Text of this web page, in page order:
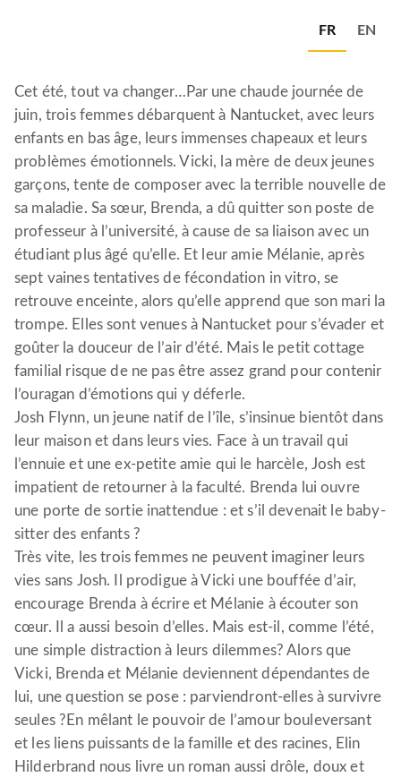
FR EN
Cet été, tout va changer…Par une chaude journée de
juin, trois femmes débarquent à Nantucket, avec leurs
enfants en bas âge, leurs immenses chapeaux et leurs
problèmes émotionnels. Vicki, la mère de deux jeunes
garçons, tente de composer avec la terrible nouvelle de
sa maladie. Sa sœur, Brenda, a dû quitter son poste de
professeur à l’université, à cause de sa liaison avec un
étudiant plus âgé qu’elle. Et leur amie Mélanie, après
sept vaines tentatives de fécondation in vitro, se
retrouve enceinte, alors qu’elle apprend que son mari la
trompe. Elles sont venues à Nantucket pour s’évader et
goûter la douceur de l’air d’été. Mais le petit cottage
familial risque de ne pas être assez grand pour contenir
l’ouragan d’émotions qui y déferle.
Josh Flynn, un jeune natif de l’île, s’insinue bientôt dans
leur maison et dans leurs vies. Face à un travail qui
l’ennuie et une ex-petite amie qui le harcèle, Josh est
impatient de retourner à la faculté. Brenda lui ouvre
une porte de sortie inattendue : et s’il devenait le baby-
sitter des enfants ?
Très vite, les trois femmes ne peuvent imaginer leurs
vies sans Josh. Il prodigue à Vicki une bouffée d’air,
encourage Brenda à écrire et Mélanie à écouter son
cœur. Il a aussi besoin d’elles. Mais est-il, comme l’été,
une simple distraction à leurs dilemmes? Alors que
Vicki, Brenda et Mélanie deviennent dépendantes de
lui, une question se pose : parviendront-elles à survivre
seules ?En mêlant le pouvoir de l’amour bouleversant
et les liens puissants de la famille et des racines, Elin
Hilderbrand nous livre un roman aussi drôle, doux et